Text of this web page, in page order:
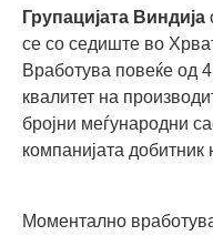
Групацијата Виндија
се со седиште во
Вработува повеќе од
квалитет на
бројни меѓународни
компанијата добитник
Моментално